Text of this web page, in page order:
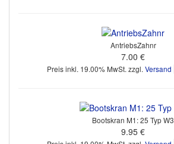
AntriebsZahnr
7.00 €
Preis inkl. 19.00% MwSt. zzgl. Versand
Bootskran M1: 25 Typ W3
9.95 €